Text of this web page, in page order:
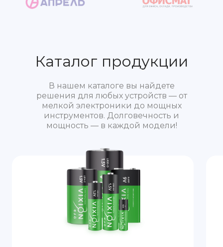
Каталог продукции
В нашем каталоге вы найдете
решения для любых устройств — от
мелкой электроники до мощных
инструментов. Долговечность и
мощность — в каждой модели!